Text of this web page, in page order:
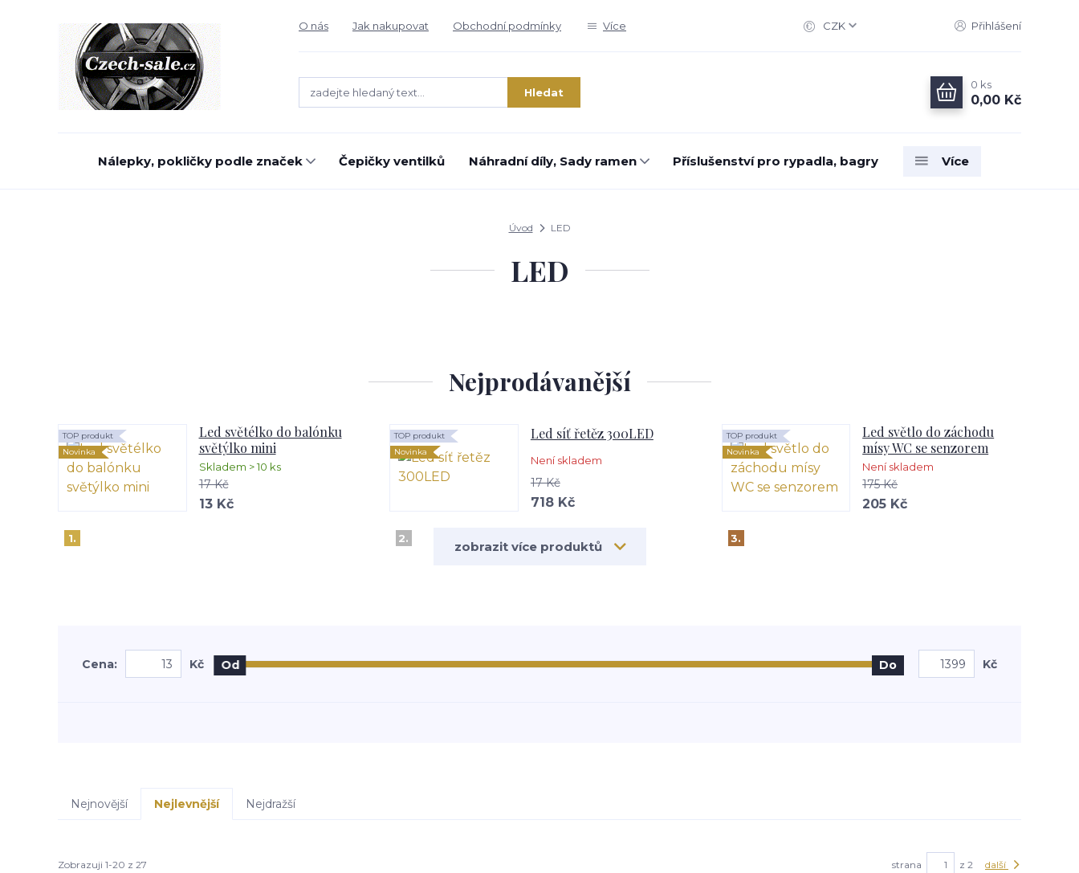
O nás Jak nakupovat Obchodní podmínky Více CZK Přihlášení
Hledat
0 ks
0,00 Kč
Nálepky, pokličky podle značek Čepičky ventilků Náhradní díly, Sady ramen Příslušenství pro rypadla, bagry Více
Úvod LED
LED
Nejprodávanější
1.
Led světélko do balónku
světýlko mini
Skladem > 10 ks
TOP produkt
Novinka
17 Kč
13 Kč
2.
Led síť řetěz 300LED
Není skladem
TOP produkt
Novinka
17 Kč
718 Kč
3.
Led světlo do záchodu
mísy WC se senzorem
Není skladem
TOP produkt
Novinka
175 Kč
205 Kč
zobrazit více produktů
Cena: Kč Od Do Kč
Nejnovější Nejlevnější Nejdražší
Zobrazuji 1-20 z 27 strana z 2 další